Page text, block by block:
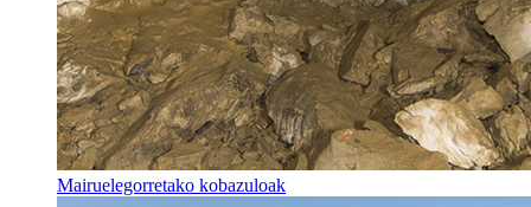
Mairuelegorretako kobazuloak